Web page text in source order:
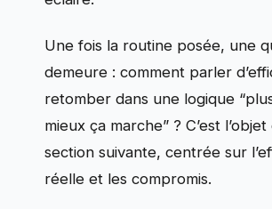
Une fois la routine posée, une
demeure : comment parler
retomber dans une logique
mieux ça marche” ? C’est
section suivante, centrée sur
réelle et les compromis.